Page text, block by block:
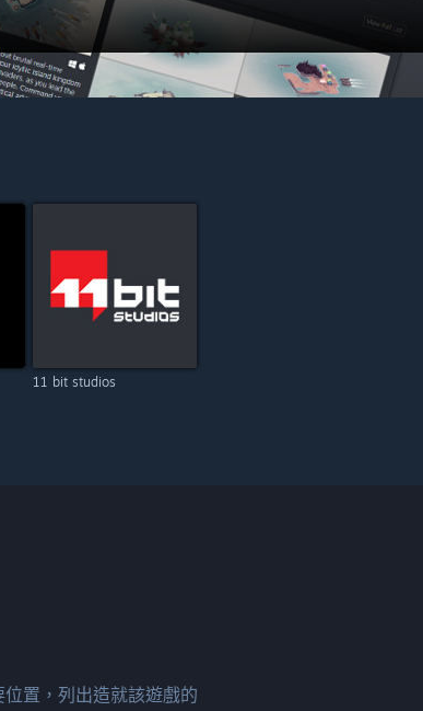
11 bit studios
置，列出造就該遊戲的